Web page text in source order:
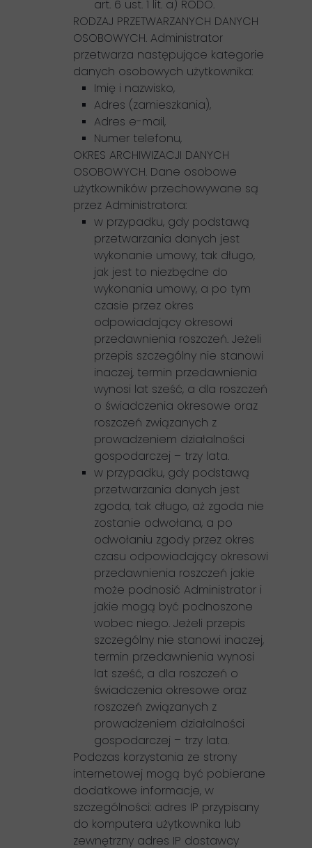
art. 6 ust. 1 lit. a) RODO.
RODZAJ PRZETWARZANYCH DANYCH
OSOBOWYCH. Administrator
przetwarza następujące kategorie
danych osobowych użytkownika:
Imię i nazwisko,
Adres (zamieszkania),
Adres e-mail,
Numer telefonu,
OKRES ARCHIWIZACJI DANYCH
OSOBOWYCH. Dane osobowe
użytkowników przechowywane są
przez Administratora:
w przypadku, gdy podstawą
przetwarzania danych jest
wykonanie umowy, tak długo,
jak jest to niezbędne do
wykonania umowy, a po tym
czasie przez okres
odpowiadający okresowi
przedawnienia roszczeń. Jeżeli
przepis szczególny nie stanowi
inaczej, termin przedawnienia
wynosi lat sześć, a dla roszczeń
o świadczenia okresowe oraz
roszczeń związanych z
prowadzeniem działalności
gospodarczej – trzy lata.
w przypadku, gdy podstawą
przetwarzania danych jest
zgoda, tak długo, aż zgoda nie
zostanie odwołana, a po
odwołaniu zgody przez okres
czasu odpowiadający okresowi
przedawnienia roszczeń jakie
może podnosić Administrator i
jakie mogą być podnoszone
wobec niego. Jeżeli przepis
szczególny nie stanowi inaczej,
termin przedawnienia wynosi
lat sześć, a dla roszczeń o
świadczenia okresowe oraz
roszczeń związanych z
prowadzeniem działalności
gospodarczej – trzy lata.
Podczas korzystania ze strony
internetowej mogą być pobierane
dodatkowe informacje, w
szczególności: adres IP przypisany
do komputera użytkownika lub
zewnętrzny adres IP dostawcy